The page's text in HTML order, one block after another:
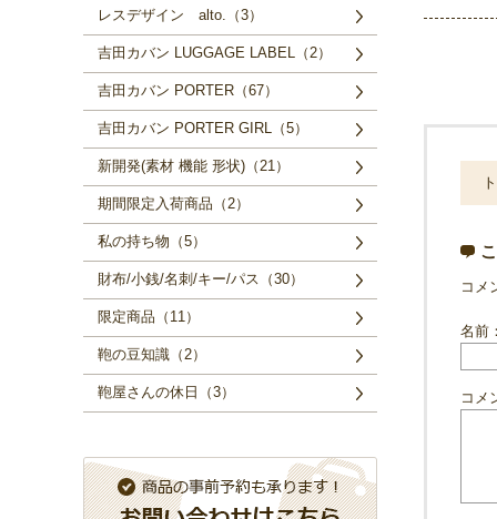
レスデザイン alto.（3）
吉田カバン LUGGAGE LABEL（2）
吉田カバン PORTER（67）
吉田カバン PORTER GIRL（5）
新開発(素材 機能 形状)（21）
期間限定入荷商品（2）
私の持ち物（5）
財布/小銭/名刺/キー/パス（30）
限定商品（11）
鞄の豆知識（2）
鞄屋さんの休日（3）
コメ
名前
コメ